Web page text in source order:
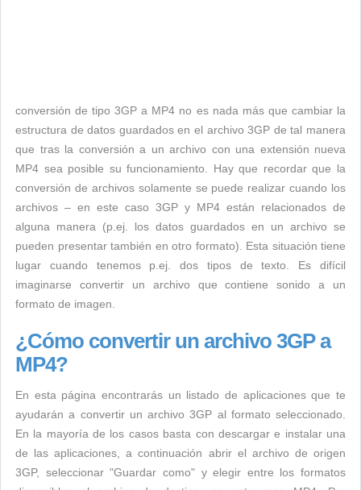
conversión de tipo 3GP a MP4 no es nada más que cambiar la
estructura de datos guardados en el archivo 3GP de tal manera
que tras la conversión a un archivo con una extensión nueva
MP4 sea posible su funcionamiento. Hay que recordar que la
conversión de archivos solamente se puede realizar cuando los
archivos – en este caso 3GP y MP4 están relacionados de
alguna manera (p.ej. los datos guardados en un archivo se
pueden presentar también en otro formato). Esta situación tiene
lugar cuando tenemos p.ej. dos tipos de texto. Es difícil
imaginarse convertir un archivo que contiene sonido a un
formato de imagen.
¿Cómo convertir un archivo 3GP a
MP4?
En esta página encontrarás un listado de aplicaciones que te
ayudarán a convertir un archivo 3GP al formato seleccionado.
En la mayoría de los casos basta con descargar e instalar una
de las aplicaciones, a continuación abrir el archivo de origen
3GP, seleccionar "Guardar como" y elegir entre los formatos